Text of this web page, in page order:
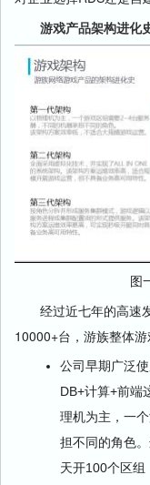
游戏产品架构进化
图
经过近七年的高速发
10000+台，游族整体
公司早期广泛
DB+计算+前端
理机为主，一
担不同的角色
天开100个区组